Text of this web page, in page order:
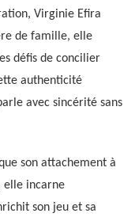
Virginie Efira
de famille, elle
défis de concilier
authenticité
avec sincérité sans
son attachement à
elle incarne
son jeu et sa